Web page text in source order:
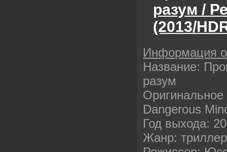
разум /
(2013/
Информация
Название:
разум
Dangerous
Год выхода:
Жанр: триллер